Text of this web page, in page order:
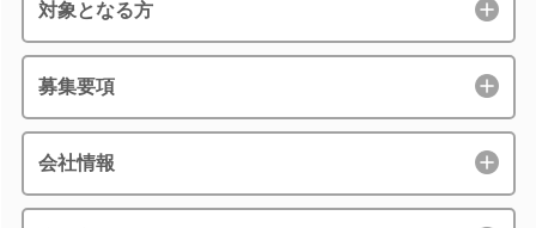
対象となる方
募集要項
会社情報